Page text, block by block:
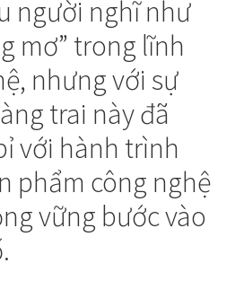
người nghĩ như
mơ” trong lĩnh
nhưng với sự
trai này đã
với hành trình
phẩm công nghệ
vững bước vào